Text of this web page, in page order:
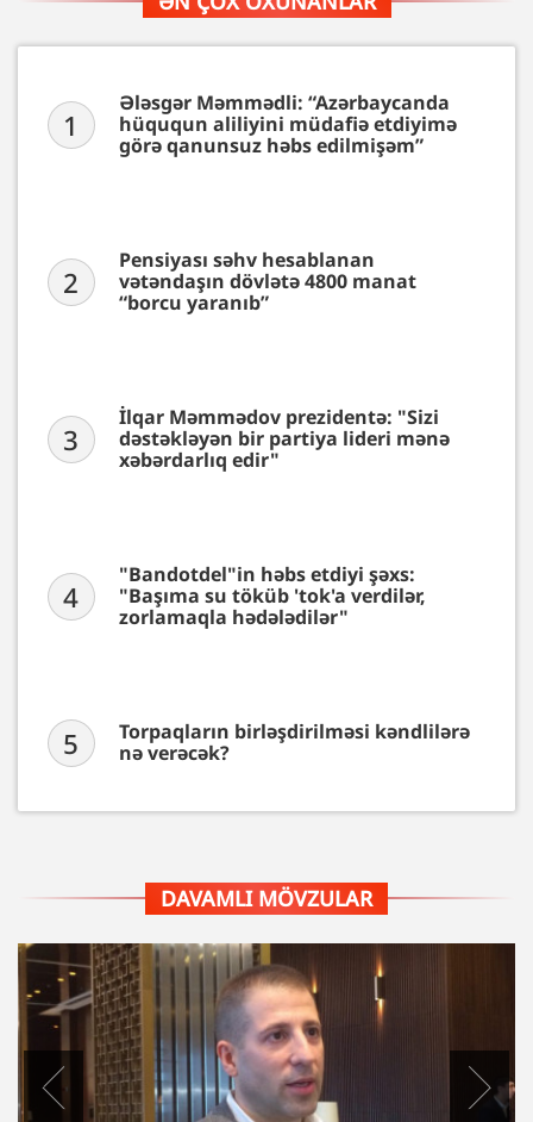
1
Ələsgər Məmmədli: “Azərbaycanda
hüququn aliliyini müdafiə etdiyimə
görə qanunsuz həbs edilmişəm”
2
Pensiyası səhv hesablanan
vətəndaşın dövlətə 4800 manat
“borcu yaranıb”
3
İlqar Məmmədov prezidentə: "Sizi
dəstəkləyən bir partiya lideri mənə
xəbərdarlıq edir"
4
"Bandotdel"in həbs etdiyi şəxs:
"Başıma su töküb 'tok'a verdilər,
zorlamaqla hədələdilər"
5
Torpaqların birləşdirilməsi kəndlilərə
nə verəcək?
DAVAMLI MÖVZULAR